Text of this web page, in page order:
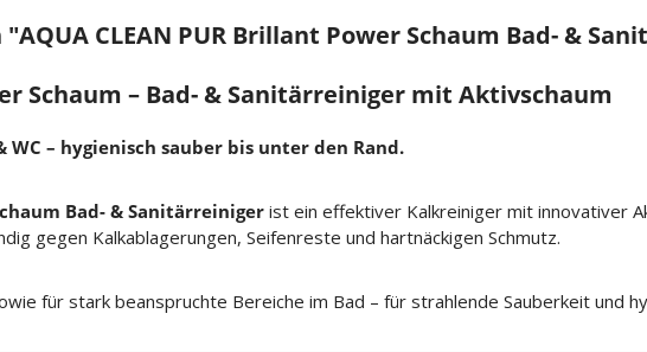
CLEAN PUR Brillant Power Schaum Bad- &
Schaum – Bad- & Sanitärreiniger mit Aktivschaum
– hygienisch sauber bis unter den Rand.
Bad- & Sanitärreiniger ist ein effektiver Kalkreiniger mit innovativer
gegen Kalkablagerungen, Seifenreste und hartnäckigen Schmutz.
für stark beanspruchte Bereiche im Bad – für strahlende Sauberkeit und